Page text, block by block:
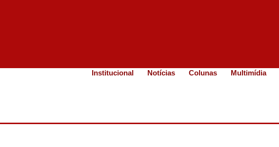
Institucional Notícias Colunas Multimídia